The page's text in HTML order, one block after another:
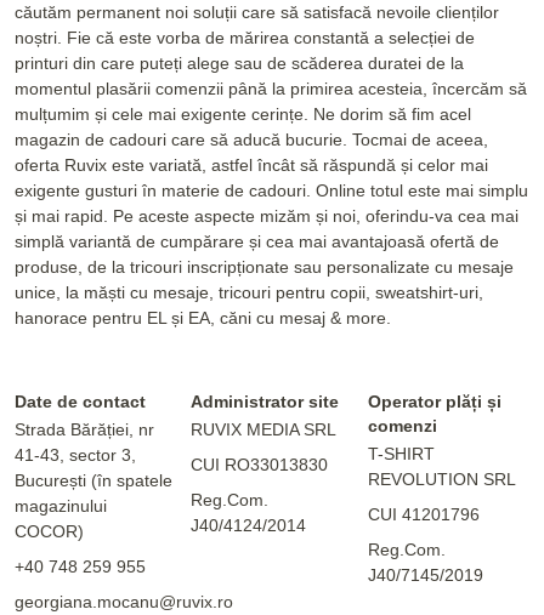
căutăm permanent noi soluții care să satisfacă nevoile clienților
noștri. Fie că este vorba de mărirea constantă a selecției de
printuri din care puteți alege sau de scăderea duratei de la
momentul plasării comenzii până la primirea acesteia, încercăm să
mulțumim și cele mai exigente cerințe. Ne dorim să fim acel
magazin de cadouri care să aducă bucurie. Tocmai de aceea,
oferta Ruvix este variată, astfel încât să răspundă și celor mai
exigente gusturi în materie de cadouri. Online totul este mai simplu
și mai rapid. Pe aceste aspecte mizăm și noi, oferindu-va cea mai
simplă variantă de cumpărare și cea mai avantajoasă ofertă de
produse, de la tricouri inscripționate sau personalizate cu mesaje
unice, la măști cu mesaje, tricouri pentru copii, sweatshirt-uri,
hanorace pentru EL și EA, căni cu mesaj & more.
Date de contact
Strada Bărăției, nr
41-43, sector 3,
București (în spatele
magazinului
COCOR)
+40 748 259 955
georgiana.mocanu@ruvix.ro
Administrator site
RUVIX MEDIA SRL
CUI RO33013830
Reg.Com.
J40/4124/2014
Operator plăți și
comenzi
T-SHIRT
REVOLUTION SRL
CUI 41201796
Reg.Com.
J40/7145/2019